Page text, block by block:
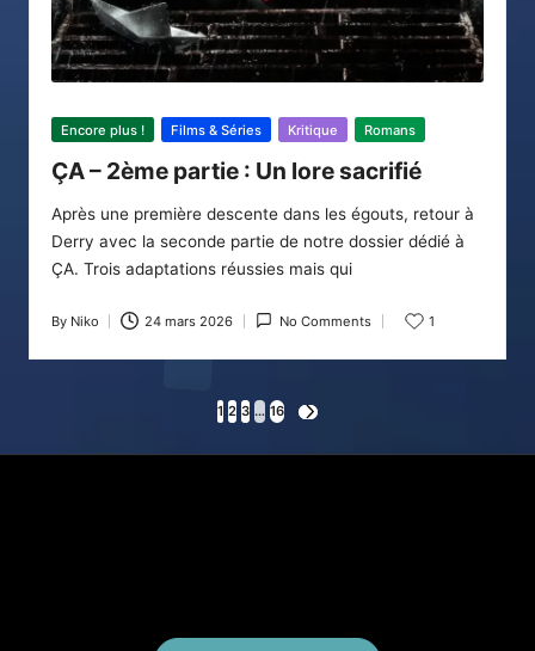
Posted
Encore plus ! Films & Séries Kritique Romans
ÇA – 2ème partie : Un lore sacrifié
Après une première descente dans les égouts, retour à
Derry avec la seconde partie de notre dossier dédié à
ÇA. Trois adaptations réussies mais qui
Posted
by
By Niko 24 mars 2026 No Comments 1
des
1 2 3 … 16
NEXT